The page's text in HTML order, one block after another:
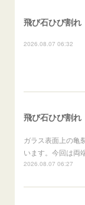
2026.08.07 06:32
ガラス表面上の亀
います。今回は両
2026.08.07 06:27